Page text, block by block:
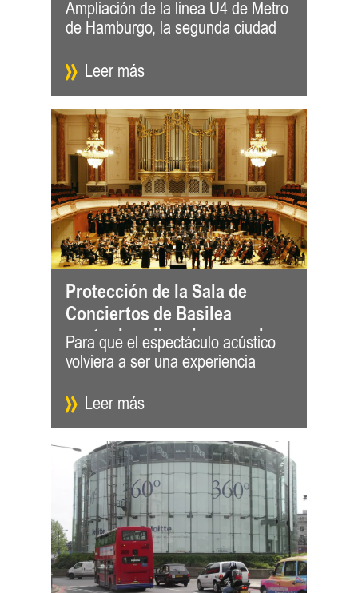
Ampliación de la linea U4 de Metro
de Hamburgo, la segunda ciudad
de Alemania Cuando el proyecto
Leer más
Protección de la Sala de
Conciertos de Basilea
contra las vibraciones y el
ruido estructural
Para que el espectáculo acústico
volviera a ser una experiencia
extraordinaria, GERB diseñó e
integró un sistema de vía de losa
Leer más